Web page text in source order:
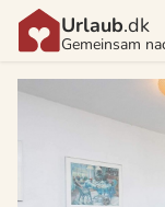
Urlaub.dk
Gemeinsam